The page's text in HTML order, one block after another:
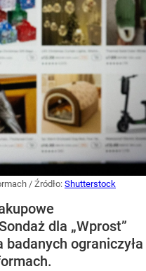
/ Źródło: Shutterstock
dla „Wprost”
badanych ograniczyła